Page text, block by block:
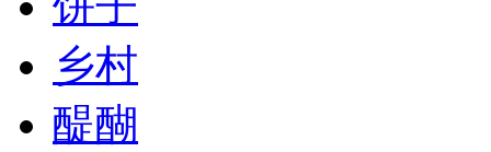
乡村
醍醐